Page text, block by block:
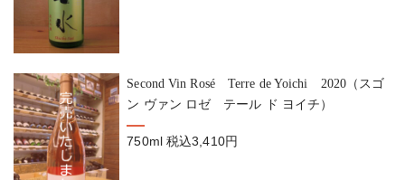
Second Vin Rosé Terre de Yoichi 2020（スゴ
ン ヴァン ロゼ テール ド ヨイチ）
750ml 税込3,410円